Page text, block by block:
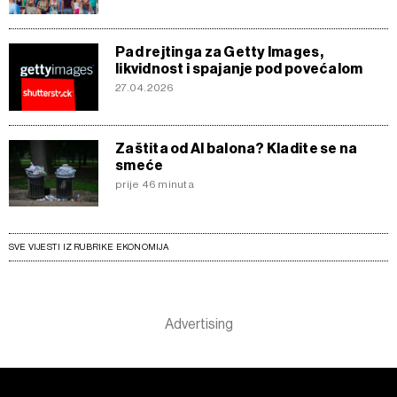
Pad rejtinga za Getty Images,
likvidnost i spajanje pod povećalom
27.04.2026
Zaštita od AI balona? Kladite se na
smeće
prije 46 minuta
SVE VIJESTI IZ RUBRIKE EKONOMIJA